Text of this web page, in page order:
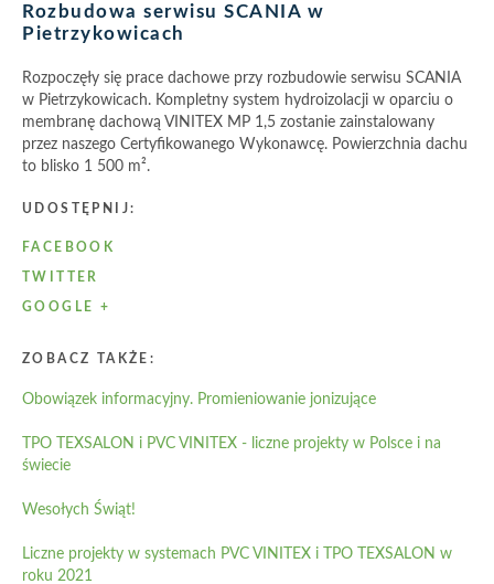
Rozbudowa serwisu SCANIA w
Pietrzykowicach
ZOBACZ TAKŻE:
Obowiązek informacyjny. Promieniowanie jonizujące
TPO TEXSALON i PVC VINITEX - liczne projekty w Polsce i na
świecie
Wesołych Świąt!
Liczne projekty w systemach PVC VINITEX i TPO TEXSALON w
roku 2021
Rozpoczęły się prace dachowe przy rozbudowie serwisu SCANIA
w Pietrzykowicach. Kompletny system hydroizolacji w oparciu o
membranę dachową VINITEX MP 1,5 zostanie zainstalowany
przez naszego Certyfikowanego Wykonawcę. Powierzchnia dachu
to blisko 1 500 m².
UDOSTĘPNIJ:
FACEBOOK
TWITTER
GOOGLE +